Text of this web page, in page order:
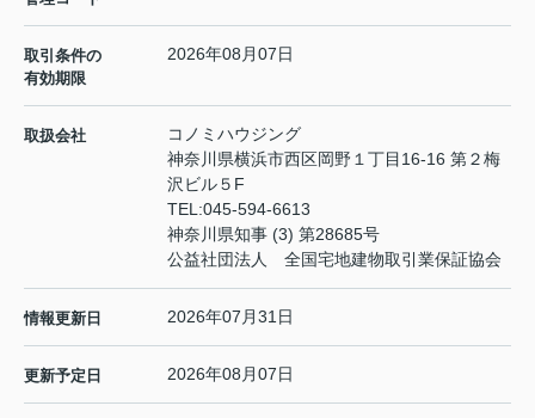
取引条件の
有効期限
2026年08月07日
取扱会社
コノミハウジング
神奈川県横浜市西区岡野１丁目16-16 第２梅
沢ビル５F
TEL:045-594-6613
神奈川県知事 (3) 第28685号
公益社団法人 全国宅地建物取引業保証協会
情報更新日 2026年07月31日
更新予定日 2026年08月07日